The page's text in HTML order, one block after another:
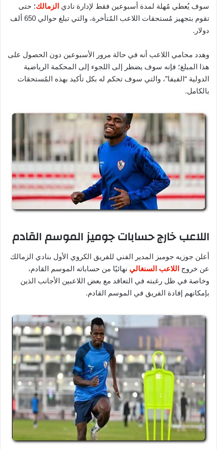
سوف يُعطي مُهلة لمدة أسبوعين فقط لإدارة نادي الزمالك؛ حتى
تقوم بتجهيز مُستحقات اللاعب المُتأخرة، والتي تبلغ حوالي 650 ألف
دولار.
وهدد محامي اللاعب أنه في حالة مرور الأسبوعين دون الحصول على
هذا المبلغ؛ فإنه سوف يضطر إلى اللجوء إلى المحكمة الرياضية
الدولية “الفيفا”، والتي سوف تحكم له بكل تأكيد بهذه المُستحقات
بالكامل.
اللاعب خارج حسابات جوميز الموسم القادم
أعلن جوزيه جوميز المدير الفني للفريق الكروي الأول بنادي الزمالك
عن خروج اللاعب السنغالي نهائيًا من حساباته الموسم القادم،
وخاصة في ظل رغبته في التعاقد مع بعض اللاعبين الأجانب الذين
بإمكانهم إفادة الفريق في الموسم القادم.